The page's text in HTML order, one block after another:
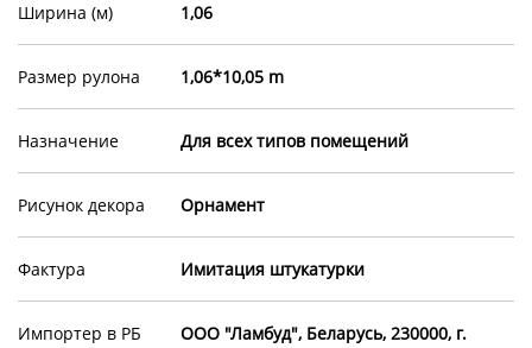
Ширина (м) 1,06
Размер рулона 1,06*10,05 m
Назначение Для всех типов помещений
Рисунок декора Орнамент
Фактура Имитация штукатурки
Импортер в РБ
ООО "Ламбуд", Беларусь, 230000, г.